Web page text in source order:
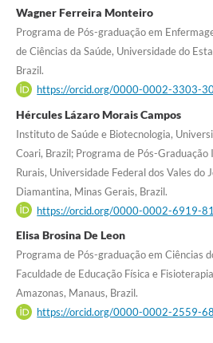
Wagner Ferreira Monteiro
Programa de Pós-graduação em
de Ciências da Saúde, Universidade do
Brazil.
https://orcid.org/0000-0002-3303-
Hércules Lázaro Morais Campos
Instituto de Saúde e Biotecnologia,
Coari, Brazil; Programa de Pós-
Rurais, Universidade Federal dos Vales do
Diamantina, Minas Gerais, Brazil.
https://orcid.org/0000-0002-6919-
Elisa Brosina De Leon
Programa de Pós-graduação em Ciências
Faculdade de Educação Física e
Amazonas, Manaus, Brazil.
https://orcid.org/0000-0002-2559-